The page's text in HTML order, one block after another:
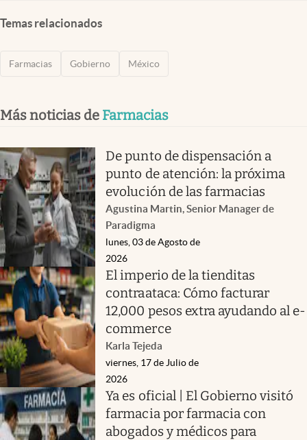
Temas relacionados
Farmacias Gobierno México
Más noticias de Farmacias
De punto de dispensación a
punto de atención: la próxima
evolución de las farmacias
Agustina Martin, Senior Manager de
Paradigma
lunes, 03 de Agosto de
2026
El imperio de la tienditas
contraataca: Cómo facturar
12,000 pesos extra ayudando al e-
commerce
Karla Tejeda
viernes, 17 de Julio de
2026
Ya es oficial | El Gobierno visitó
farmacia por farmacia con
abogados y médicos para